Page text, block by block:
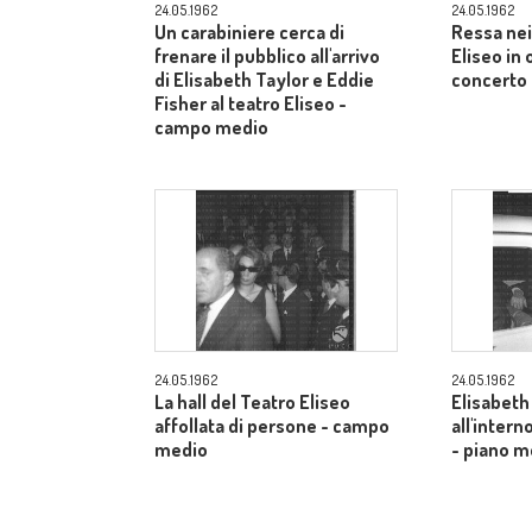
24.05.1962
Un carabiniere cerca di
frenare il pubblico all'arrivo
di Elisabeth Taylor e Eddie
Fisher al teatro Eliseo -
campo medio
24.05.1962
Ressa
Eliseo in
concerto
24.05.1962
La hall del Teatro Eliseo
affollata di persone - campo
medio
24.05.1962
- piano